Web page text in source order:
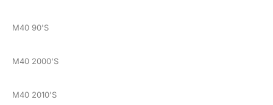
M40 90'S
M40 2000'S
M40 2010'S